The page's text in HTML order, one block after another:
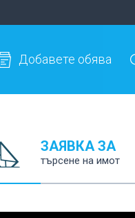
Добавете обява
ЗАЯВКА ЗА
търсене на имот